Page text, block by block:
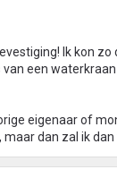
Ik kon zo
van een
eigenaar of
dan zal ik dan